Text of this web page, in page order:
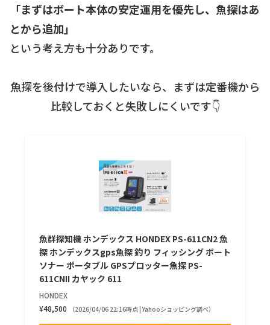
「まずはボート本体の安定運用を優先し、魚探はあ
とから追加」
という考え方も十分ありです。
魚探を後付けで導入したいなら、まずは定番機から
比較しておくと失敗しにくいです👇
魚群探知機 ホンデックス HONDEX PS-611CN2 魚
探 ホンデックスgps魚探 釣り フィッシング ボート
ソナー ポータブル GPSプロッター魚探 PS-
611CNII カヤック 611
HONDEX
¥48,500
（2026/04/06 22:16時点 | Yahooショッピング調べ）